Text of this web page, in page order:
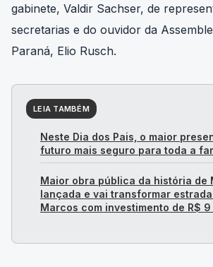
gabinete, Valdir Sachser, de
secretarias e do ouvidor da
Paraná, Elio Rusch.
LEIA TAMBÉM
Neste Dia dos Pais, o maior
futuro mais seguro para toda a
Maior obra pública da história de
lançada e vai transformar
Marcos com investimento de R$ 9